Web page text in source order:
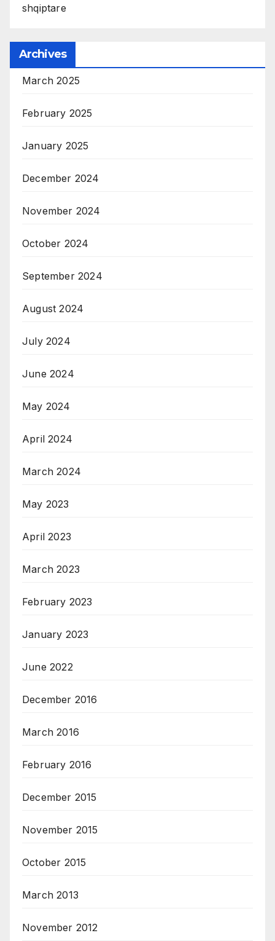
shqiptare
Archives
March 2025
February 2025
January 2025
December 2024
November 2024
October 2024
September 2024
August 2024
July 2024
June 2024
May 2024
April 2024
March 2024
May 2023
April 2023
March 2023
February 2023
January 2023
June 2022
December 2016
March 2016
February 2016
December 2015
November 2015
October 2015
March 2013
November 2012